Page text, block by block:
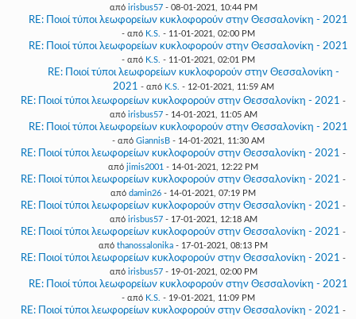
από irisbus57- 08-01-2021, 10:44 PM
RE: Ποιοί τύποι λεωφορείων κυκλοφορούν στην Θεσσαλονίκη - 2021
- από K.S. - 11-01-2021, 02:00 PM
RE: Ποιοί τύποι λεωφορείων κυκλοφορούν στην Θεσσαλονίκη - 2021
- από K.S. - 11-01-2021, 02:01 PM
RE: Ποιοί τύποι λεωφορείων κυκλοφορούν στην Θεσσαλονίκη -
2021 - από K.S. - 12-01-2021, 11:59 AM
RE: Ποιοί τύποι λεωφορείων κυκλοφορούν στην Θεσσαλονίκη - 2021 -
από irisbus57- 14-01-2021, 11:05 AM
RE: Ποιοί τύποι λεωφορείων κυκλοφορούν στην Θεσσαλονίκη - 2021
- από GiannisB - 14-01-2021, 11:30 AM
RE: Ποιοί τύποι λεωφορείων κυκλοφορούν στην Θεσσαλονίκη - 2021 -
από jimis2001 - 14-01-2021, 12:22 PM
RE: Ποιοί τύποι λεωφορείων κυκλοφορούν στην Θεσσαλονίκη - 2021 -
από damin26 - 14-01-2021, 07:19 PM
RE: Ποιοί τύποι λεωφορείων κυκλοφορούν στην Θεσσαλονίκη - 2021 -
από irisbus57- 17-01-2021, 12:18 AM
RE: Ποιοί τύποι λεωφορείων κυκλοφορούν στην Θεσσαλονίκη - 2021 -
από thanossalonika - 17-01-2021, 08:13 PM
RE: Ποιοί τύποι λεωφορείων κυκλοφορούν στην Θεσσαλονίκη - 2021 -
από irisbus57- 19-01-2021, 02:00 PM
RE: Ποιοί τύποι λεωφορείων κυκλοφορούν στην Θεσσαλονίκη - 2021
- από K.S. - 19-01-2021, 11:09 PM
RE: Ποιοί τύποι λεωφορείων κυκλοφορούν στην Θεσσαλονίκη - 2021 -